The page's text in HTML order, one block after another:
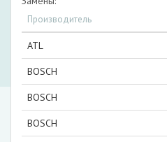
Производитель
ATL
BOSCH
BOSCH
BOSCH